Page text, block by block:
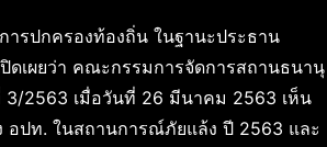
รปกครองท้องถิ่น ในฐานะประธาน
ดเผยว่า คณะกรรมการจัดการสถานธนานุ
2563 เมื่อวันที่ 26 มีนาคม 2563 เห็น
อปท. ในสถานการณ์ภัยแล้ง ปี 2563 และ